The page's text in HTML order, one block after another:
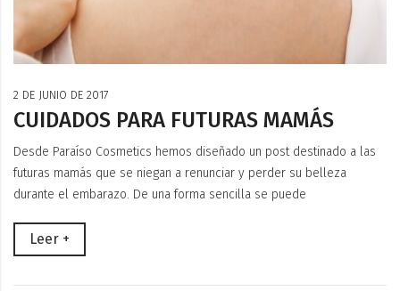
2 DE JUNIO DE 2017
CUIDADOS PARA FUTURAS MAMÁS
Desde Paraíso Cosmetics hemos diseñado un post destinado a las
futuras mamás que se niegan a renunciar y perder su belleza
durante el embarazo. De una forma sencilla se puede
Leer +